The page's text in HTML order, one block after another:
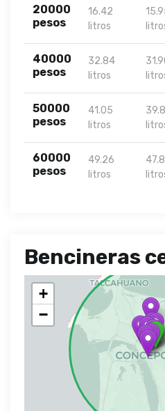
20000
pesos
16.42
litros
40000
pesos
32.84
litros
50000
pesos
41.05
litros
60000
pesos
49.26
litros
Bencineras
+
−